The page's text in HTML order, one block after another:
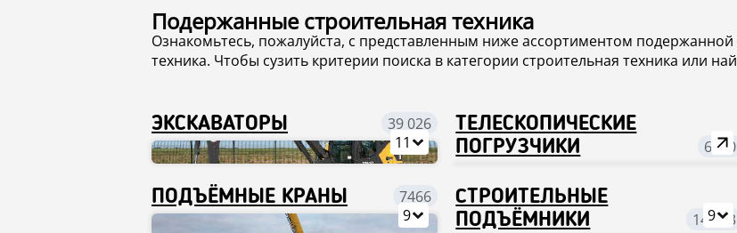
Подержанные строительная техника
Ознакомьтесь, пожалуйста, с представленным ниже ассортиментом подержанной техники из категории строительная
техника. Чтобы сузить критерии поиска в категории строительная техника или найти другое б/у оборудование, необходимое
ЭКСКАВАТОРЫ
39 026
11
ТЕЛЕСКОПИЧЕСКИЕ
ПОГРУЗЧИКИ
6010
ПОДЪЁМНЫЕ КРАНЫ
7466
9
CТРОИТЕЛЬНЫЕ
ПОДЪЁМНИКИ
14 013
9